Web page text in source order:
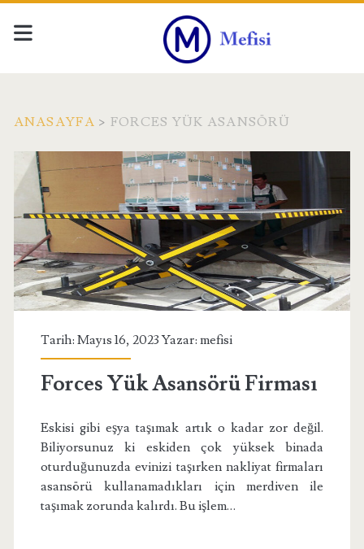
ANASAYFA > FORCES YÜK ASANSÖRÜ
Etiket:
<span>forces
yük
asansörü</span>
Tarih: Mayıs 16, 2023 Yazar: mefisi
Forces Yük Asansörü Firması
Eskisi gibi eşya taşımak artık o kadar zor değil.
Biliyorsunuz ki eskiden çok yüksek binada
oturduğunuzda evinizi taşırken nakliyat firmaları
asansörü kullanamadıkları için merdiven ile
taşımak zorunda kalırdı. Bu işlem…